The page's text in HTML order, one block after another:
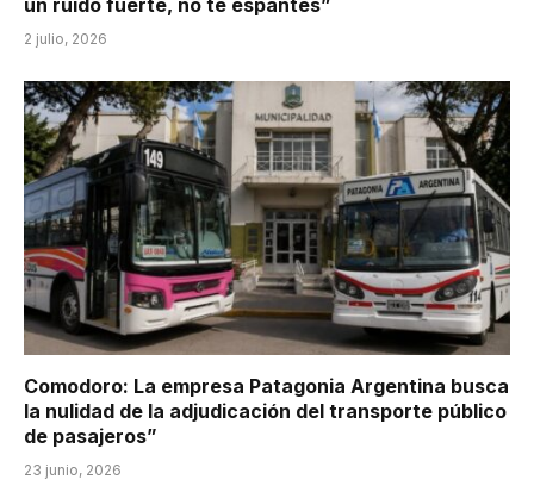
un ruido fuerte, no te espantes”
2 julio, 2026
Comodoro: La empresa Patagonia Argentina busca
la nulidad de la adjudicación del transporte público
de pasajeros”
23 junio, 2026